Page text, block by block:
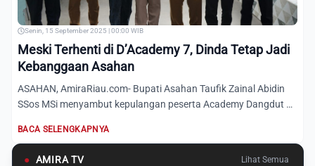
Senin, 15 September 2025 | 00:00 WIB
Meski Terhenti di D’Academy 7, Dinda Tetap Jadi
Kebanggaan Asahan
ASAHAN, AmiraRiau.com- Bupati Asahan Taufik Zainal Abidin
SSos MSi menyambut kepulangan peserta Academy Dangdut 7
BACA SELENGKAPNYA
● AMIRA TV Lihat Semua